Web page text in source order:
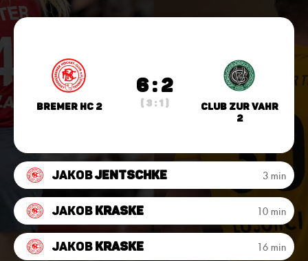
Bremer HC 2
6 : 2
( 3 : 1 )
Club zur Vahr
2
JakobJentschke 3 min
JakobKraske 10 min
JakobKraske 16 min